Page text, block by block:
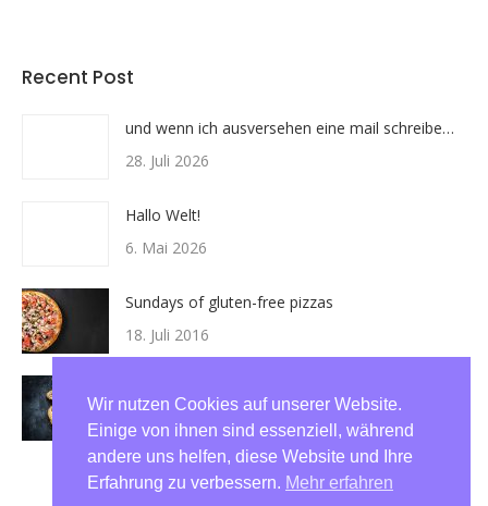
Recent Post
und wenn ich ausversehen eine mail schreibe…
28. Juli 2026
Hallo Welt!
6. Mai 2026
Sundays of gluten-free pizzas
18. Juli 2016
18. Juli 2016
Wir nutzen Cookies auf unserer Website.
Einige von ihnen sind essenziell, während
andere uns helfen, diese Website und Ihre
Erfahrung zu verbessern. Mehr erfahren